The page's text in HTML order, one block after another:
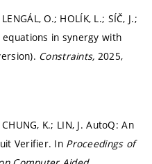
O.; HOLÍK, L.; SÍČ, J.;
equations in synergy with
Constraints, 2025,
K.; LIN, J. AutoQ: An
Verifier. In Proceedings of